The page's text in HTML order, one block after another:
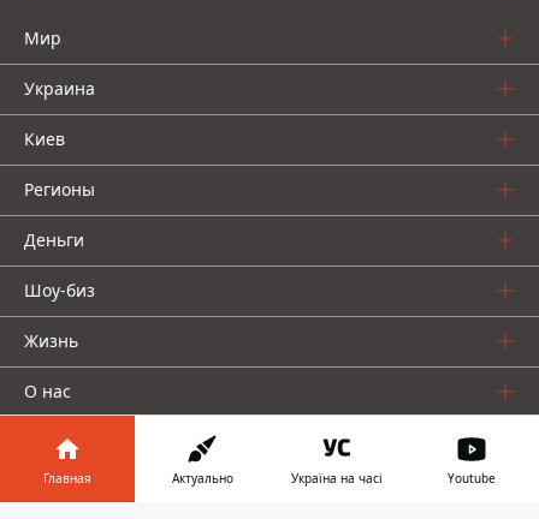
Мир
Украина
Киев
Регионы
Деньги
Шоу-биз
Жизнь
О нас
Главная Актуально Україна на часі Youtube